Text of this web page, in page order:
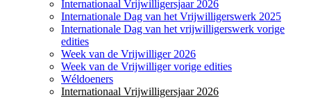
Internationaal Vrijwilligersjaar 2026
Internationale Dag van het Vrijwilligerswerk 2025
Internationale Dag van het vrijwilligerswerk vorige
edities
Week van de Vrijwilliger 2026
Week van de Vrijwilliger vorige edities
Wéldoeners
Internationaal Vrijwilligersjaar 2026